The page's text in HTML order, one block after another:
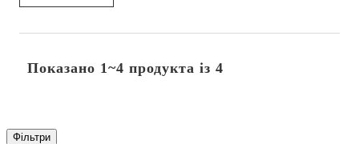
Показано 1~4 продукта із 4
Фільтри